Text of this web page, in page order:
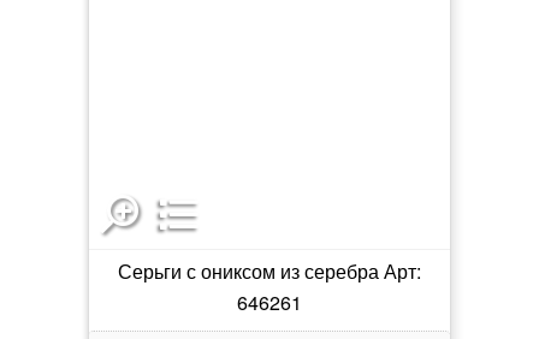
Серьги с ониксом из серебра Арт:
646261